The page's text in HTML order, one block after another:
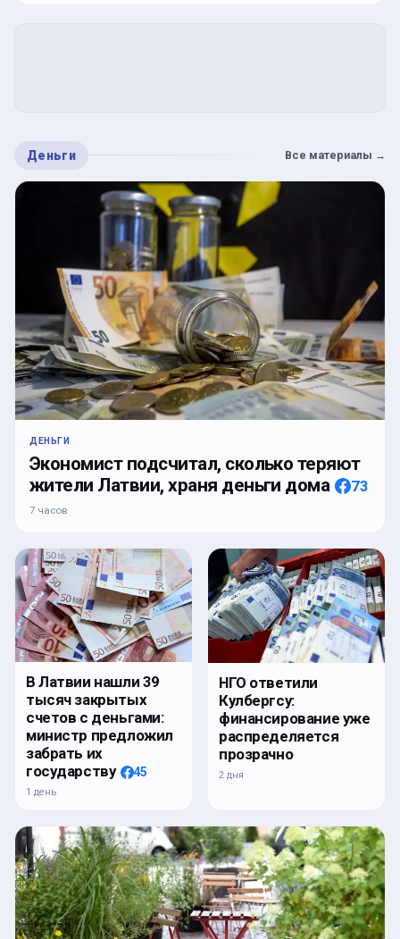
Деньги Все материалы →
ДЕНЬГИ
Экономист подсчитал, сколько теряют
жители Латвии, храня деньги дома
73
7 часов
В Латвии нашли 39
тысяч закрытых
счетов с деньгами:
министр предложил
забрать их
государству
45
1 день
НГО ответили
Кулбергсу:
финансирование уже
распределяется
прозрачно
2 дня